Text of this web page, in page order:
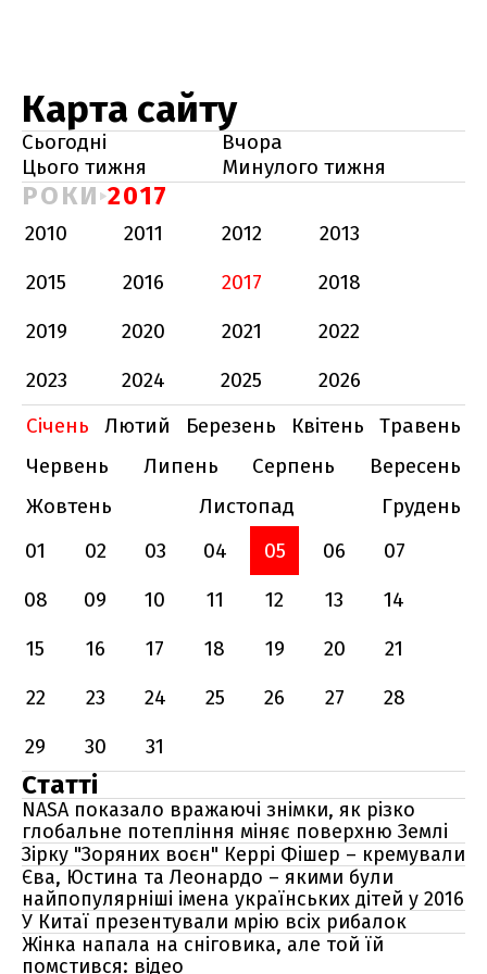
Карта сайту
Сьогодні
Вчора
Цього тижня
Минулого тижня
РОКИ 2017
2010 2011 2012
2013
2015
2016 2017
2018
2019
2020 2021
2022
2023
2024 2025
2026
Січень
Лютий Березень Квітень
Травень
Червень
Липень Серпень
Вересень
Жовтень
Листопад
Грудень
01
02 03 04 05 06
07
08
09 10 11 12 13
14
15
16 17 18 19 20
21
22
23 24 25 26 27
28
29
30 31
Статті
NASA показало вражаючі знімки, як різко
глобальне потепління міняє поверхню Землі
Зірку "Зоряних воєн" Керрі Фішер – кремували
Єва, Юстина та Леонардо – якими були
найпопулярніші імена українських дітей у 2016
У Китаї презентували мрію всіх рибалок
Жінка напала на сніговика, але той їй
помстився: відео